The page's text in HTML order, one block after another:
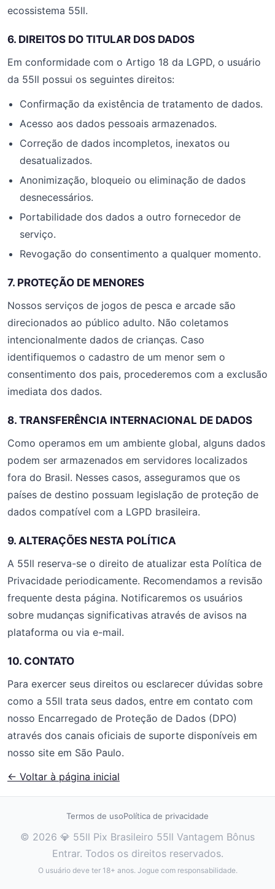
ecossistema 55ll.
6. DIREITOS DO TITULAR DOS DADOS
Em conformidade com o Artigo 18 da LGPD, o usuário
da 55ll possui os seguintes direitos:
Confirmação da existência de tratamento de dados.
Acesso aos dados pessoais armazenados.
Correção de dados incompletos, inexatos ou
desatualizados.
Anonimização, bloqueio ou eliminação de dados
desnecessários.
Portabilidade dos dados a outro fornecedor de
serviço.
Revogação do consentimento a qualquer momento.
7. PROTEÇÃO DE MENORES
Nossos serviços de jogos de pesca e arcade são
direcionados ao público adulto. Não coletamos
intencionalmente dados de crianças. Caso
identifiquemos o cadastro de um menor sem o
consentimento dos pais, procederemos com a exclusão
imediata dos dados.
8. TRANSFERÊNCIA INTERNACIONAL DE DADOS
Como operamos em um ambiente global, alguns dados
podem ser armazenados em servidores localizados
fora do Brasil. Nesses casos, asseguramos que os
países de destino possuam legislação de proteção de
dados compatível com a LGPD brasileira.
9. ALTERAÇÕES NESTA POLÍTICA
A 55ll reserva-se o direito de atualizar esta Política de
Privacidade periodicamente. Recomendamos a revisão
frequente desta página. Notificaremos os usuários
sobre mudanças significativas através de avisos na
plataforma ou via e-mail.
10. CONTATO
Para exercer seus direitos ou esclarecer dúvidas sobre
como a 55ll trata seus dados, entre em contato com
nosso Encarregado de Proteção de Dados (DPO)
através dos canais oficiais de suporte disponíveis em
nosso site em São Paulo.
← Voltar à página inicial
Termos de usoPolítica de privacidade
© 2026 💎 55ll Pix Brasileiro 55ll Vantagem Bônus
Entrar. Todos os direitos reservados.
O usuário deve ter 18+ anos. Jogue com responsabilidade.